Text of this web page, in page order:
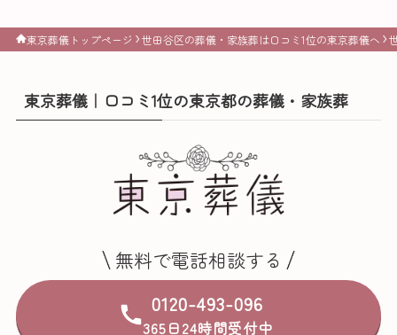
東京葬儀トップページ 世田谷区の葬儀・家族葬は口コミ1位の東京葬儀へ
東京葬儀｜口コミ1位の東京都の葬儀・家族葬
無料で電話相談する
0120-493-096
365日24時間受付中